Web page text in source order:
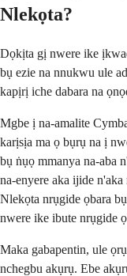
Nlekọta?
Dọkịta gị nwere ike
bụ ezie na nnukwu ule
kapịrị iche dabara na
Mgbe ị na-amalite
karịsịa ma ọ bụrụ na ị
bụ ṅụọ mmanya na-aba
na-enyere aka ijide
Nlekọta nrụgide ọbara
nwere ike ibute nrụgide
Maka gabapentin, ule
nchegbu akụrụ. Ebe